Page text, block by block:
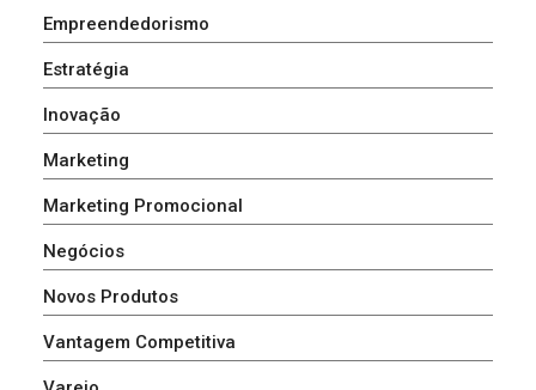
Empreendedorismo
Estratégia
Inovação
Marketing
Marketing Promocional
Negócios
Novos Produtos
Vantagem Competitiva